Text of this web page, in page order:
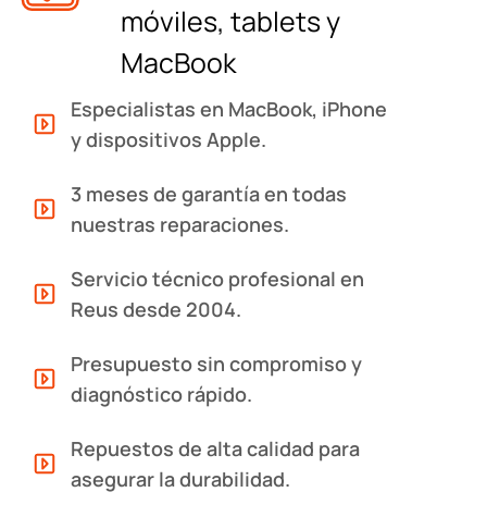
móviles, tablets y
MacBook
Especialistas en MacBook, iPhone
y dispositivos Apple.
3 meses de garantía en todas
nuestras reparaciones.
Servicio técnico profesional en
Reus desde 2004.
Presupuesto sin compromiso y
diagnóstico rápido.
Repuestos de alta calidad para
asegurar la durabilidad.